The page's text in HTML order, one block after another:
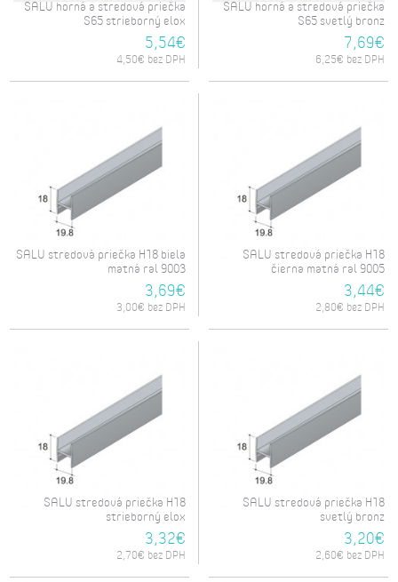
SALU horná a stredová priečka
S65 strieborný elox
5,54€
4,50€ bez DPH
SALU horná a stredová priečka
S65 svetlý bronz
7,69€
6,25€ bez DPH
SALU stredová priečka H18 biela
matná ral 9003
3,69€
3,00€ bez DPH
SALU stredová priečka H18
čierna matná ral 9005
3,44€
2,80€ bez DPH
SALU stredová priečka H18
strieborný elox
3,32€
2,70€ bez DPH
SALU stredová priečka H18
svetlý bronz
3,20€
2,60€ bez DPH